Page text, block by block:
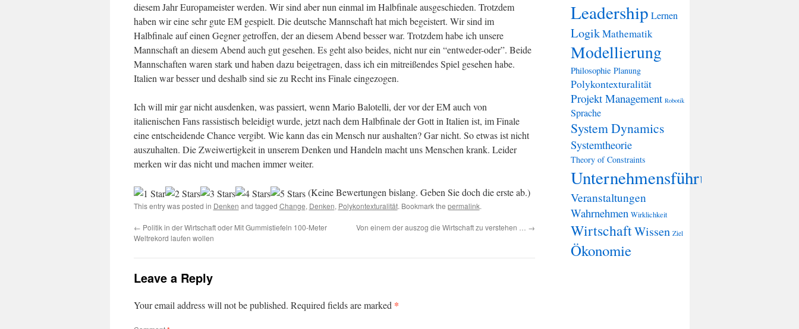
diesem Jahr Europameister werden. Wir sind aber nun einmal im Halbfinale ausgeschieden. Trotzdem
haben wir eine sehr gute EM gespielt. Die deutsche Mannschaft hat mich begeistert. Wir sind im
Halbfinale auf einen Gegner getroffen, der an diesem Abend besser war. Trotzdem habe ich unsere
Mannschaft an diesem Abend auch gut gesehen. Es geht also beides, nicht nur ein “entweder-oder”. Beide
Mannschaften waren stark und haben dazu beigetragen, dass ich ein mitreißendes Spiel gesehen habe.
Italien war besser und deshalb sind sie zu Recht ins Finale eingezogen.
Ich will mir gar nicht ausdenken, was passiert, wenn Mario Balotelli, der vor der EM auch von
italienischen Fans rassistisch beleidigt wurde, jetzt nach dem Halbfinale der Gott in Italien ist, im Finale
eine entscheidende Chance vergibt. Wie kann das ein Mensch nur aushalten? Gar nicht. So etwas ist nicht
auszuhalten. Die Zweiwertigkeit in unserem Denken und Handeln macht uns Menschen krank. Leider
merken wir das nicht und machen immer weiter.
(Keine Bewertungen bislang. Geben Sie doch die erste ab.)
This entry was posted in Denken and tagged Change, Denken, Polykontexturalität. Bookmark the permalink.
← Politik in der Wirtschaft oder Mit Gummistiefeln 100-Meter
Weltrekord laufen wollen
Von einem der auszog die Wirtschaft zu verstehen … →
Leave a Reply
Your email address will not be published. Required fields are marked *
Leadership Lernen
LogikMathematik
Modellierung
Philosophie Planung
Polykontexturalität
Projekt Management Robotik
Sprache
System Dynamics
Systemtheorie
Theory of Constraints
Unternehmensführung
Veranstaltungen
Wahrnehmen Wirklichkeit
WirtschaftWissen Ziel
Ökonomie